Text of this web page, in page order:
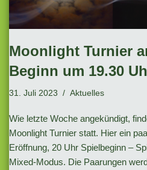
Moonlight Turnier
Beginn um 19.30
31. Juli 2023 Aktuelles
Wie letzte Woche angekündigt,
Moonlight Turnier statt. Hier ein
Eröffnung, 20 Uhr Spielbeginn –
Mixed-Modus. Die Paarungen